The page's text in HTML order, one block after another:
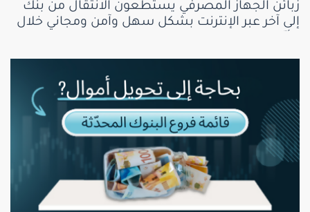
زبائن الجهاز المصرفي يستطعون الانتقال من بنك
إلى آخر عبر الإنترنت بشكل سهل وآمن ومجاني خلال